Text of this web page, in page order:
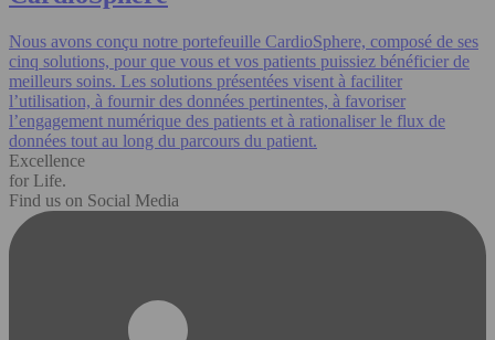
Nous avons conçu notre portefeuille CardioSphere, composé de ses
cinq solutions, pour que vous et vos patients puissiez bénéficier de
meilleurs soins. Les solutions présentées visent à faciliter
l’utilisation, à fournir des données pertinentes, à favoriser
l’engagement numérique des patients et à rationaliser le flux de
données tout au long du parcours du patient.
Excellence
for Life.
Find us on Social Media